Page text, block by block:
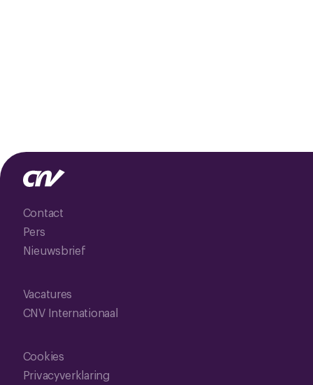
Contact
Pers
Nieuwsbrief
Vacatures
CNV Internationaal
Cookies
Privacyverklaring